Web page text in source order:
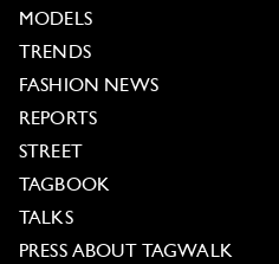
MODELS
TRENDS
FASHION NEWS
REPORTS
STREET
TAGBOOK
TALKS
PRESS ABOUT TAGWALK